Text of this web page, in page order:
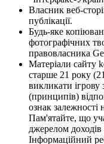
Власник веб-
публікації.
Будь-яке
фотографічних
правовласника
Матеріали сайту
старше 21 року
викликати
(принципів)
ознак залежності
Пам'ятайте, що
джерелом
Інформаційний